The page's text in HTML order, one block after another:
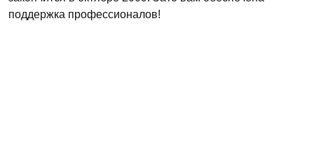
поддержка профессионалов!